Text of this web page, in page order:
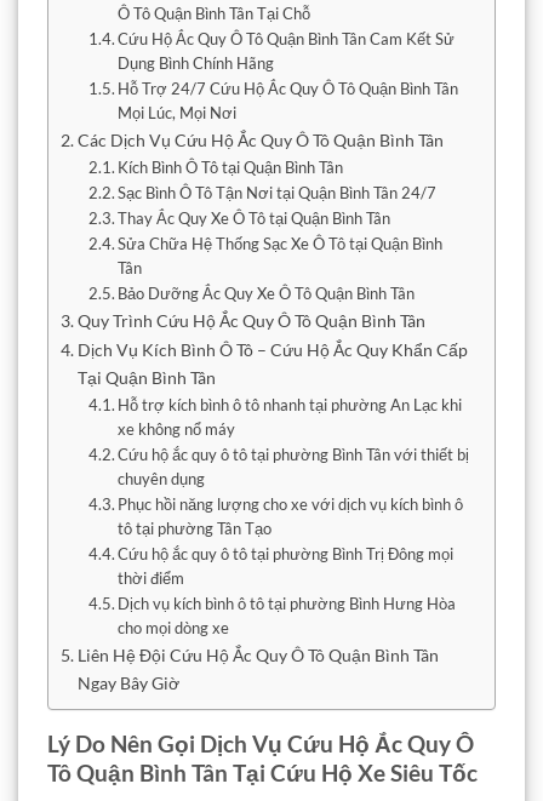
Ô Tô Quận Bình Tân Tại Chỗ
Cứu Hộ Ắc Quy Ô Tô Quận Bình Tân Cam Kết Sử
Dụng Bình Chính Hãng
Hỗ Trợ 24/7 Cứu Hộ Ắc Quy Ô Tô Quận Bình Tân
Mọi Lúc, Mọi Nơi
Các Dịch Vụ Cứu Hộ Ắc Quy Ô Tô Quận Bình Tân
Kích Bình Ô Tô tại Quận Bình Tân
Sạc Bình Ô Tô Tận Nơi tại Quận Bình Tân 24/7
Thay Ắc Quy Xe Ô Tô tại Quận Bình Tân
Sửa Chữa Hệ Thống Sạc Xe Ô Tô tại Quận Bình
Tân
Bảo Dưỡng Ắc Quy Xe Ô Tô Quận Bình Tân
Quy Trình Cứu Hộ Ắc Quy Ô Tô Quận Bình Tân
Dịch Vụ Kích Bình Ô Tô – Cứu Hộ Ắc Quy Khẩn Cấp
Tại Quận Bình Tân
Hỗ trợ kích bình ô tô nhanh tại phường An Lạc khi
xe không nổ máy
Cứu hộ ắc quy ô tô tại phường Bình Tân với thiết bị
chuyên dụng
Phục hồi năng lượng cho xe với dịch vụ kích bình ô
tô tại phường Tân Tạo
Cứu hộ ắc quy ô tô tại phường Bình Trị Đông mọi
thời điểm
Dịch vụ kích bình ô tô tại phường Bình Hưng Hòa
cho mọi dòng xe
Liên Hệ Đội Cứu Hộ Ắc Quy Ô Tô Quận Bình Tân
Ngay Bây Giờ
Lý Do Nên Gọi Dịch Vụ Cứu Hộ Ắc Quy Ô
Tô Quận Bình Tân Tại Cứu Hộ Xe Siêu Tốc